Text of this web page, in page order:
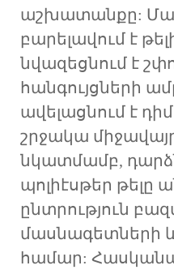
աշխատանքը:
բարելավում է
նվազեցնում է
հանգույցների
ավելացնում է
շրջակա
նկատմամբ,
պոլիէսթեր թելը
ընտրություն
մասնագետների
համար: